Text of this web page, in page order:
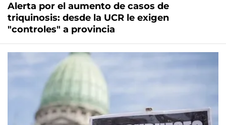
Alerta por el aumento de casos de
triquinosis: desde la UCR le exigen
"controles" a provincia